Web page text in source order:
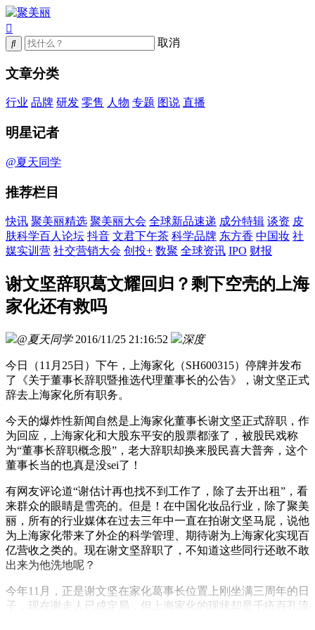
取消
文章分类
行业 品牌 研发 零售 人物 专题 图说 直播
明星记者
@夏天同学
推荐栏目
快讯 聚美丽精选 聚美丽大会 全球新品速递 成分特辑 谈资 皮
肤科学百人论坛 抖音 文君下午茶 科学品牌 东方香 中国妆 社
媒实训营 社交营销大会 创投+ 数聚 全球资讯 IPO 财报
谢文坚辞职葛文耀回归？剩下空壳的上海
家化还有救吗
@夏天同学 2016/11/25 21:16:52 深度
今日（11月25日）下午，上海家化（SH600315）停牌并发布
了《关于董事长辞职暨推选代理董事长的公告》，谢文坚正式
辞去上海家化所有职务。
今天的爆炸性新闻自然是上海家化董事长谢文坚正式辞职，作
为回应，上海家化和大股东平安的股票都涨了，被股民戏称
为“董事长辞职概念股”，老大辞职却换来股民喜大普奔，这个
董事长当的也真是没sei了！
有网友评论道“谢估计再也找不到工作了，除了去开出租”，看
来群众的眼睛是雪亮的。但是！在中国化妆品行业，除了聚美
丽，所有的行业媒体在过去三年中一直在拍谢文坚马屁，说他
为上海家化带来了外企的科学管理、期待谢为上海家化实现百
亿营收之类的。现在谢文坚辞职了，不知道这些同行还敢不敢
出来为他洗地呢？
今年11月，正是谢文坚在家化葛事长位置上刚坐满三周年的日
子，现在谢走人已成定局，但上海家化的现状却是千疮百孔流